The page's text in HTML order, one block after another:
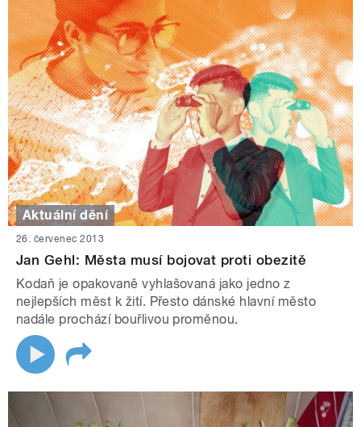
Aktuální dění
26. červenec 2013
Jan Gehl: Města musí bojovat proti obezitě
Kodaň je opakovaně vyhlašovaná jako jedno z
nejlepších měst k žití. Přesto dánské hlavní město
nadále prochází bouřlivou proměnou.